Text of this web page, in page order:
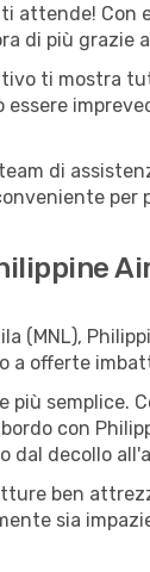
Con
di più
ti mostra
essere
di
(MNL),
a offerte
più
con
dal decollo
ben
sia